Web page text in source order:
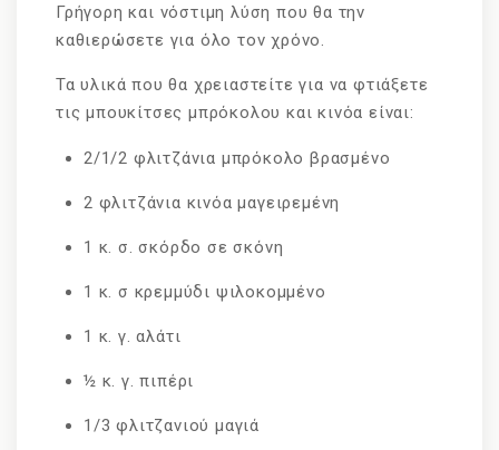
Γρήγορη και νόστιμη λύση που θα την
καθιερώσετε για όλο τον χρόνο.
Τα υλικά που θα χρειαστείτε για να φτιάξετε
τις μπουκίτσες μπρόκολου και κινόα είναι:
2/1/2 φλιτζάνια μπρόκολο βρασμένο
2 φλιτζάνια κινόα μαγειρεμένη
1 κ. σ. σκόρδο σε σκόνη
1 κ. σ κρεμμύδι ψιλοκομμένο
1 κ. γ. αλάτι
½ κ. γ. πιπέρι
1/3 φλιτζανιού μαγιά